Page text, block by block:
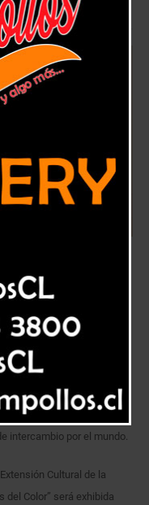
muestra colectiva
Artístico
a creadores visuales
Argentina, Cuba,
el objetivo de enriquecer
la obra de sus
intercambio por el mundo.
Cultural de la
del Color” será exhibida